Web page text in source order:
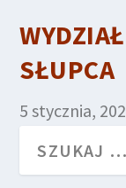
SŁUPCA
5 stycznia,